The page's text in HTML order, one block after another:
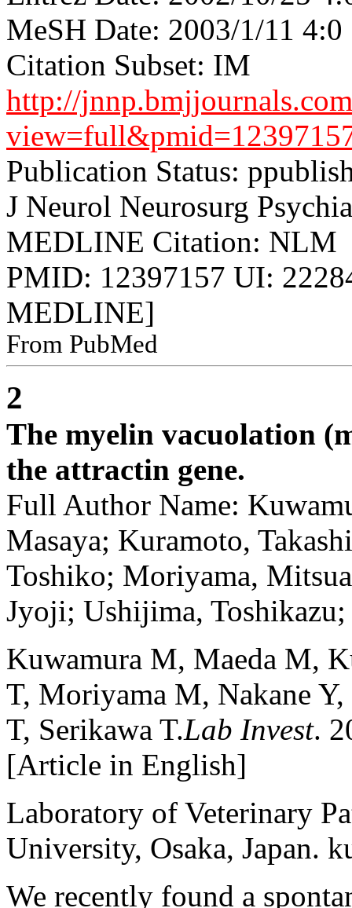
MeSH Date: 2003/1/11 4:0
Citation Subset: IM
http://
Publication Status:
J Neurol Neurosurg
MEDLINE Citation: NLM
PMID: 12397157 UI:
MEDLINE]
From PubMed
2
The myelin vacuolation
the attractin gene.
Full Author Name:
Masaya; Kuramoto,
Toshiko; Moriyama,
Jyoji; Ushijima,
Kuwamura M, Maeda M,
T, Moriyama M, Nakane
T, Serikawa T.Lab Invest.
[Article in English]
Laboratory of Veterinary
University, Osaka, Japan.
We recently found a